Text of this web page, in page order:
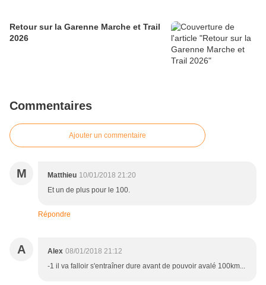
Retour sur la Garenne Marche et Trail
2026
Commentaires
Ajouter un commentaire
M Matthieu 10/01/2018 21:20
Et un de plus pour le 100.
Répondre
A Alex 08/01/2018 21:12
-1 il va falloir s'entraîner dure avant de pouvoir avalé 100km...